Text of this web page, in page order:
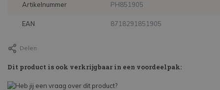
Artikelnummer PH851905
EAN 8718291851905
Delen
Dit product is ook verkrijgbaar in een voordeelpak: